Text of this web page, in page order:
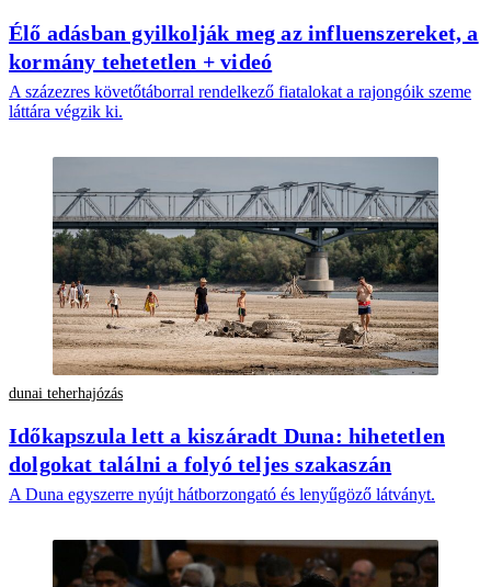
Élő adásban gyilkolják meg az influenszereket, a
kormány tehetetlen + videó
A százezres követőtáborral rendelkező fiatalokat a rajongóik szeme
láttára végzik ki.
dunai teherhajózás
Időkapszula lett a kiszáradt Duna: hihetetlen
dolgokat találni a folyó teljes szakaszán
A Duna egyszerre nyújt hátborzongató és lenyűgöző látványt.